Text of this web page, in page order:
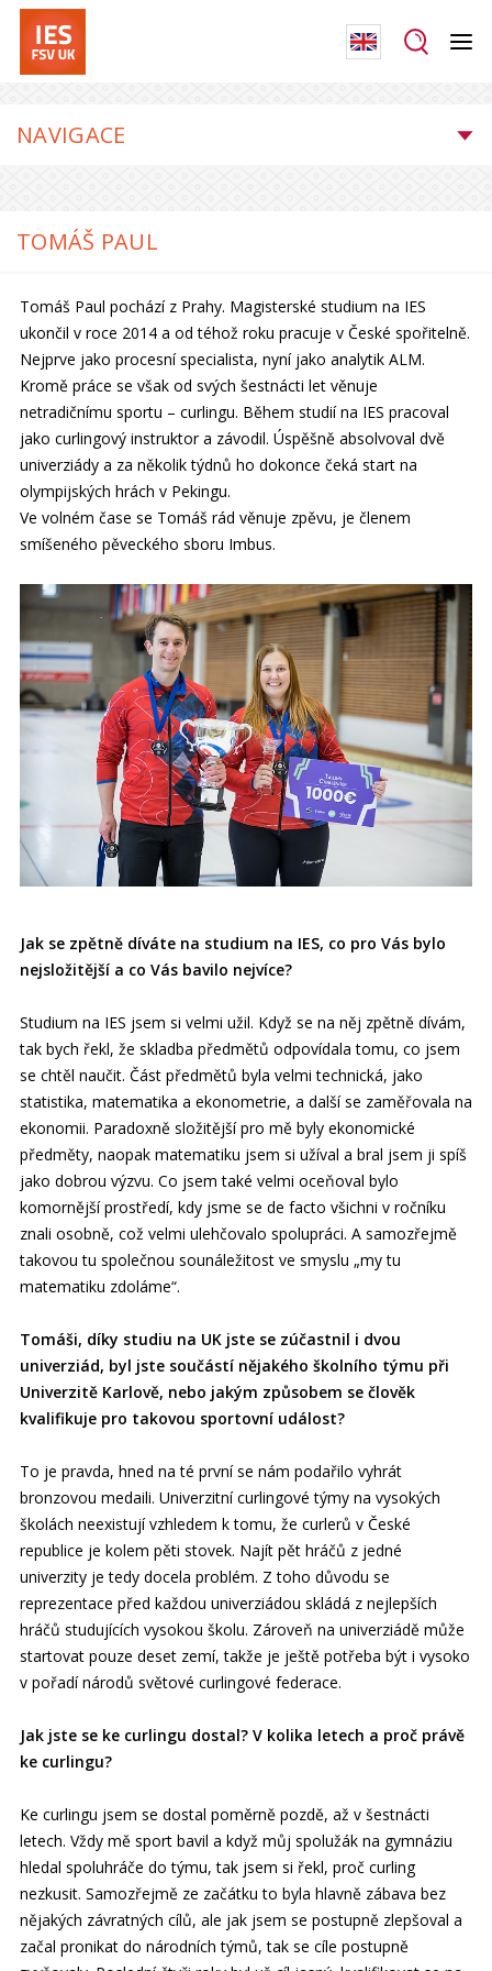
NAVIGACE
TOMÁŠ PAUL
Tomáš Paul pochází z Prahy. Magisterské studium na IES
ukončil v roce 2014 a od téhož roku pracuje v České spořitelně.
Nejprve jako procesní specialista, nyní jako analytik ALM.
Kromě práce se však od svých šestnácti let věnuje
netradičnímu sportu – curlingu. Během studií na IES pracoval
jako curlingový instruktor a závodil. Úspěšně absolvoval dvě
univerziády a za několik týdnů ho dokonce čeká start na
olympijských hrách v Pekingu.
Ve volném čase se Tomáš rád věnuje zpěvu, je členem
smíšeného pěveckého sboru Imbus.
Jak se zpětně díváte na studium na IES, co pro Vás bylo
nejsložitější a co Vás bavilo nejvíce?
Studium na IES jsem si velmi užil. Když se na něj zpětně dívám,
tak bych řekl, že skladba předmětů odpovídala tomu, co jsem
se chtěl naučit. Část předmětů byla velmi technická, jako
statistika, matematika a ekonometrie, a další se zaměřovala na
ekonomii. Paradoxně složitější pro mě byly ekonomické
předměty, naopak matematiku jsem si užíval a bral jsem ji spíš
jako dobrou výzvu. Co jsem také velmi oceňoval bylo
komornější prostředí, kdy jsme se de facto všichni v ročníku
znali osobně, což velmi ulehčovalo spolupráci. A samozřejmě
takovou tu společnou sounáležitost ve smyslu „my tu
matematiku zdoláme“.
Tomáši, díky studiu na UK jste se zúčastnil i dvou
univerziád, byl jste součástí nějakého školního týmu při
Univerzitě Karlově, nebo jakým způsobem se člověk
kvalifikuje pro takovou sportovní událost?
To je pravda, hned na té první se nám podařilo vyhrát
bronzovou medaili. Univerzitní curlingové týmy na vysokých
školách neexistují vzhledem k tomu, že curlerů v České
republice je kolem pěti stovek. Najít pět hráčů z jedné
univerzity je tedy docela problém. Z toho důvodu se
reprezentace před každou univerziádou skládá z nejlepších
hráčů studujících vysokou školu. Zároveň na univerziádě může
startovat pouze deset zemí, takže je ještě potřeba být i vysoko
v pořadí národů světové curlingové federace.
Jak jste se ke curlingu dostal? V kolika letech a proč právě
ke curlingu?
Ke curlingu jsem se dostal poměrně pozdě, až v šestnácti
letech. Vždy mě sport bavil a když můj spolužák na gymnáziu
hledal spoluhráče do týmu, tak jsem si řekl, proč curling
nezkusit. Samozřejmě ze začátku to byla hlavně zábava bez
nějakých závratných cílů, ale jak jsem se postupně zlepšoval a
začal pronikat do národních týmů, tak se cíle postupně